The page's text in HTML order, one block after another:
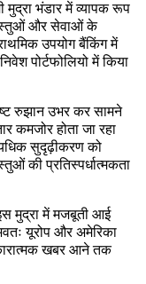
भंडार में व्यापक रूप
और सेवाओं के
उपयोग बैंकिंग में
पोर्टफोलियो में किया
रुझान उभर कर सामने
कमजोर होता जा रहा
सुदृढ़ीकरण को
की प्रतिस्पर्धात्मकता
मुद्रा में मजबूती आई
यूरोप और अमेरिका
खबर आने तक